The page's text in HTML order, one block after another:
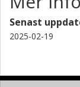
Senast
2025-02-19